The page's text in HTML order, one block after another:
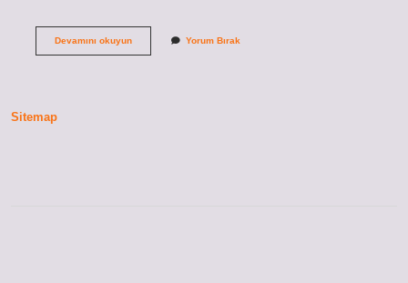
Devamını okuyunÇan
Yorum Bırak
Sitemap